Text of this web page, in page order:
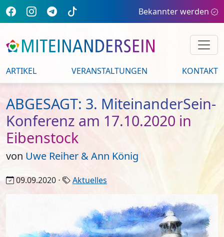
Bekannter werden
ARTIKEL VERANSTALTUNGEN KONTAKT
ABGESAGT: 3. MiteinanderSein-
Konferenz am 17.10.2020 in
Eibenstock
von Uwe Reiher & Ann König
09.09.2020 ⋅ Aktuelles